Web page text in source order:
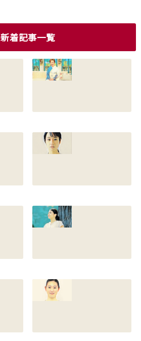
新着記事一覧
前の読み方や本名
と芸名の由来も調
や兄の名前は？松
たか子や香川照之
との関係も
田敦子に似てる？
カップや身長と比
較画像も調査